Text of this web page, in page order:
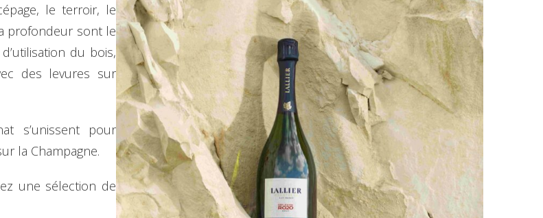
le terroir, le
profondeur sont le
du bois,
des levures sur
s’unissent pour
la Champagne.
une sélection de